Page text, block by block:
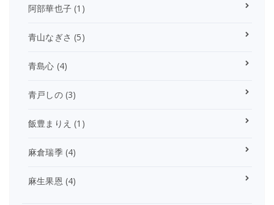
阿部華也子 (1)
青山なぎさ (5)
青島心 (4)
青戸しの(3)
飯豊まりえ (1)
麻倉瑞季(4)
麻生果恩 (4)